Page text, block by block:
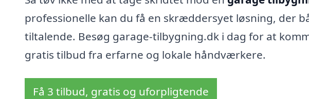
professionelle kan du få en skræddersyet løsning, der
tiltalende. Besøg garage-tilbygning.dk i dag for at
gratis tilbud fra erfarne og lokale håndværkere.
Få 3 tilbud, gratis og uforpligtende